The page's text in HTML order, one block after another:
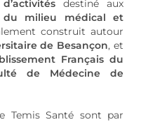
destiné aux
du milieu médical et
construit autour
de Besançon, et
Français du
de Médecine de
Temis Santé sont par